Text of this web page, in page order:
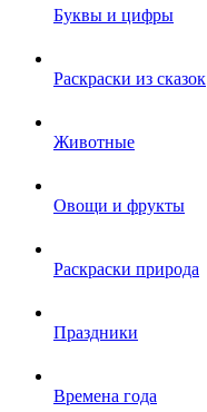
Буквы и цифры
Раскраски из сказок
Животные
Овощи и фрукты
Раскраски природа
Праздники
Времена года